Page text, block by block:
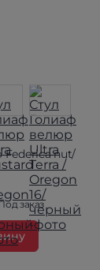
Federica nut/
заказ